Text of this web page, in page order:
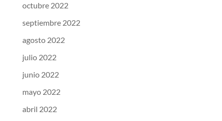
octubre 2022
septiembre 2022
agosto 2022
julio 2022
junio 2022
mayo 2022
abril 2022